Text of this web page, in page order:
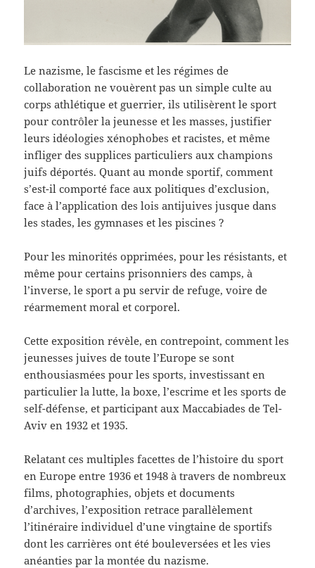
Le nazisme, le fascisme et les régimes de
collaboration ne vouèrent pas un simple culte au
corps athlétique et guerrier, ils utilisèrent le sport
pour contrôler la jeunesse et les masses, justifier
leurs idéologies xénophobes et racistes, et même
infliger des supplices particuliers aux champions
juifs déportés. Quant au monde sportif, comment
s’est-il comporté face aux politiques d’exclusion,
face à l’application des lois antijuives jusque dans
les stades, les gymnases et les piscines ?
Pour les minorités opprimées, pour les résistants, et
même pour certains prisonniers des camps, à
l’inverse, le sport a pu servir de refuge, voire de
réarmement moral et corporel.
Cette exposition révèle, en contrepoint, comment les
jeunesses juives de toute l’Europe se sont
enthousiasmées pour les sports, investissant en
particulier la lutte, la boxe, l’escrime et les sports de
self-défense, et participant aux Maccabiades de Tel-
Aviv en 1932 et 1935.
Relatant ces multiples facettes de l’histoire du sport
en Europe entre 1936 et 1948 à travers de nombreux
films, photographies, objets et documents
d’archives, l’exposition retrace parallèlement
l’itinéraire individuel d’une vingtaine de sportifs
dont les carrières ont été bouleversées et les vies
anéanties par la montée du nazisme.